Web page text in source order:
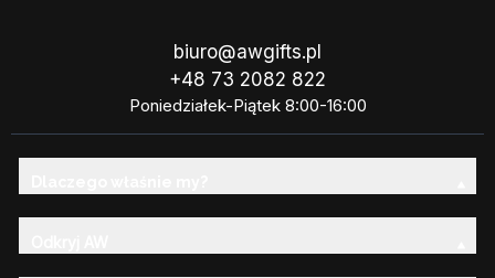
biuro@awgifts.pl
+48 73 2082 822
Poniedziałek-Piątek 8:00-16:00